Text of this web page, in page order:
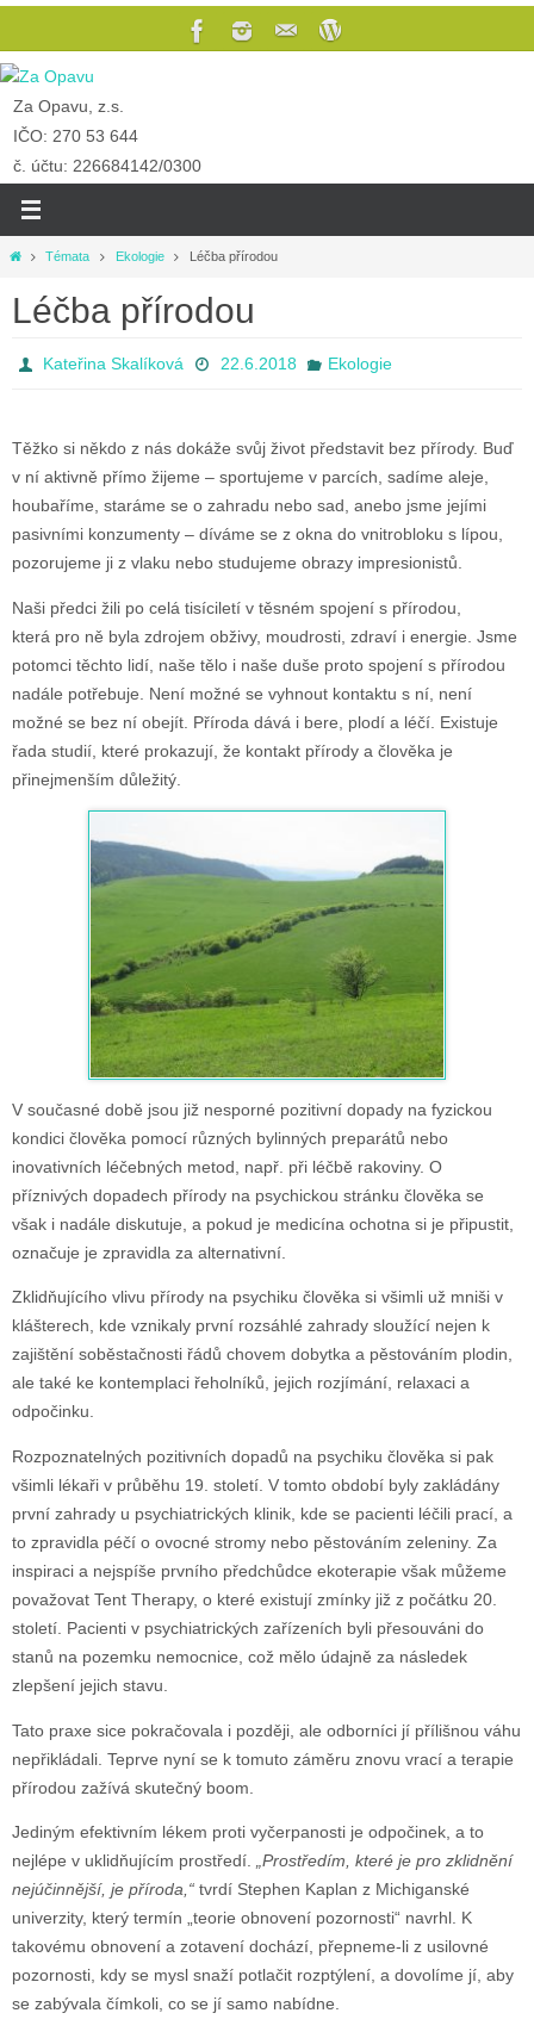
Za Opavu, z.s.
IČO: 270 53 644
č. účtu: 226684142/0300
Témata Ekologie Léčba přírodou
Léčba přírodou
Kateřina Skalíková 22.6.2018 Ekologie
Těžko si někdo z nás dokáže svůj život představit bez přírody. Buď
v ní aktivně přímo žijeme – sportujeme v parcích, sadíme aleje,
houbaříme, staráme se o zahradu nebo sad, anebo jsme jejími
pasivními konzumenty – díváme se z okna do vnitrobloku s lípou,
pozorujeme ji z vlaku nebo studujeme obrazy impresionistů.
Naši předci žili po celá tisíciletí v těsném spojení s přírodou,
která pro ně byla zdrojem obživy, moudrosti, zdraví i energie. Jsme
potomci těchto lidí, naše tělo i naše duše proto spojení s přírodou
nadále potřebuje. Není možné se vyhnout kontaktu s ní, není
možné se bez ní obejít. Příroda dává i bere, plodí a léčí. Existuje
řada studií, které prokazují, že kontakt přírody a člověka je
přinejmenším důležitý.
V současné době jsou již nesporné pozitivní dopady na fyzickou
kondici člověka pomocí různých bylinných preparátů nebo
inovativních léčebných metod, např. při léčbě rakoviny. O
příznivých dopadech přírody na psychickou stránku člověka se
však i nadále diskutuje, a pokud je medicína ochotna si je připustit,
označuje je zpravidla za alternativní.
Zklidňujícího vlivu přírody na psychiku člověka si všimli už mniši v
klášterech, kde vznikaly první rozsáhlé zahrady sloužící nejen k
zajištění soběstačnosti řádů chovem dobytka a pěstováním plodin,
ale také ke kontemplaci řeholníků, jejich rozjímání, relaxaci a
odpočinku.
Rozpoznatelných pozitivních dopadů na psychiku člověka si pak
všimli lékaři v průběhu 19. století. V tomto období byly zakládány
první zahrady u psychiatrických klinik, kde se pacienti léčili prací, a
to zpravidla péčí o ovocné stromy nebo pěstováním zeleniny. Za
inspiraci a nejspíše prvního předchůdce ekoterapie však můžeme
považovat Tent Therapy, o které existují zmínky již z počátku 20.
století. Pacienti v psychiatrických zařízeních byli přesouváni do
stanů na pozemku nemocnice, což mělo údajně za následek
zlepšení jejich stavu.
Tato praxe sice pokračovala i později, ale odborníci jí přílišnou váhu
nepřikládali. Teprve nyní se k tomuto záměru znovu vrací a terapie
přírodou zažívá skutečný boom.
Jediným efektivním lékem proti vyčerpanosti je odpočinek, a to
nejlépe v uklidňujícím prostředí. „Prostředím, které je pro zklidnění
nejúčinnější, je příroda,“ tvrdí Stephen Kaplan z Michiganské
univerzity, který termín „teorie obnovení pozornosti“ navrhl. K
takovému obnovení a zotavení dochází, přepneme-li z usilovné
pozornosti, kdy se mysl snaží potlačit rozptýlení, a dovolíme jí, aby
se zabývala čímkoli, co se jí samo nabídne.